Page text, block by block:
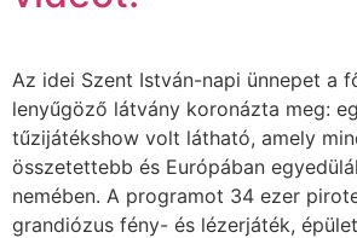
Az idei Szent István-napi ünnepet a
lenyűgöző látvány koronázta meg:
tűzijátékshow volt látható, amely
összetettebb és Európában
nemében. A programot 34 ezer
grandiózus fény- és lézerjáték,